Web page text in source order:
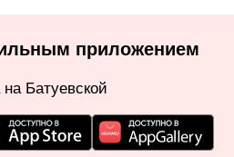
приложением
на Батуевской